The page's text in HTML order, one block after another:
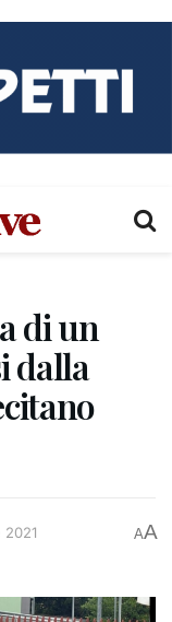
di un
dalla
2021 AA